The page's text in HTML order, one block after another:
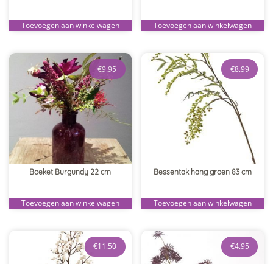
Toevoegen aan winkelwagen Toevoegen aan winkelwagen
Boeket Burgundy 22 cm
€9.95
Toevoegen aan winkelwagen
Bessentak hang groen 83 cm
€8.99
Toevoegen aan winkelwagen
€11.50 €4.95